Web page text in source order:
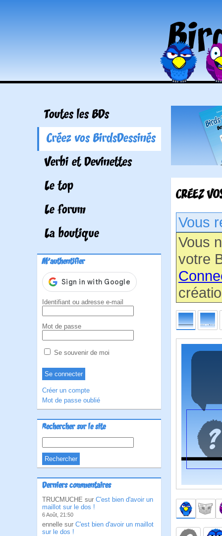
Toutes les BDs
Créez vos BirdsDessinés
Verbi et Devinettes
Le top
Le forum
La boutique
M'authentifier
Identifiant ou adresse e-mail
Mot de passe
Se souvenir de moi
Créer un compte
Mot de passe oublié
Rechercher sur le site
Derniers commentaires
TRUCMUCHE sur C'est bien d'avoir un
maillot sur le dos !
6 Août, 21:50
ennelle sur C'est bien d'avoir un maillot
sur le dos !
CRÉEZ
Vous
Vous
votre